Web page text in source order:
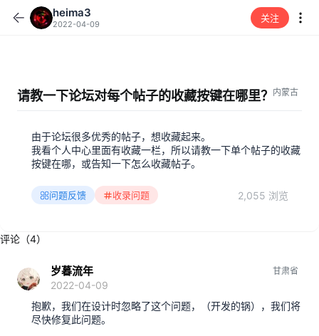
heima3
2022-04-09
关注
请教一下论坛对每个帖子的收藏按键在哪里？ 内蒙古
由于论坛很多优秀的帖子，想收藏起来。
我看个人中心里面有收藏一栏，所以请教一下单个帖子的收藏
按键在哪，或告知一下怎么收藏帖子。
问题反馈 收录问题 2,055 浏览
评论（4）
岁暮流年
2022-04-09
甘肃省
抱歉，我们在设计时忽略了这个问题，（开发的锅），我们将
尽快修复此问题。